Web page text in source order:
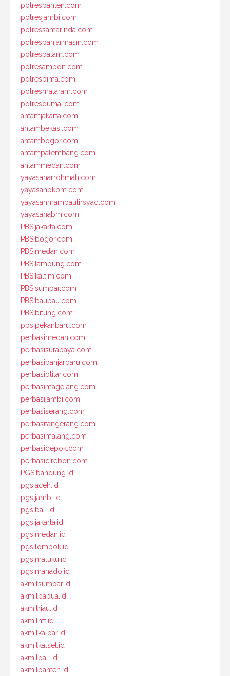
polresbanten.com
polresjambi.com
polressamarinda.com
polresbanjarmasin.com
polresbatam.com
polresambon.com
polresbima.com
polresmataram.com
polresdumai.com
antamjakarta.com
antambekasi.com
antambogor.com
antampalembang.com
antammedan.com
yayasanarrohmah.com
yayasanpkbm.com
yayasanmambaulirsyad.com
yayasanabm.com
PBSIjakarta.com
PBSIbogor.com
PBSImedan.com
PBSIlampung.com
PBSIkaltim.com
PBSIsumbar.com
PBSIbaubau.com
PBSIbitung.com
pbsipekanbaru.com
perbasimedan.com
perbasisurabaya.com
perbasibanjarbaru.com
perbasiblitar.com
perbasimagelang.com
perbasijambi.com
perbasiserang.com
perbasitangerang.com
perbasimalang.com
perbasidepok.com
perbasicirebon.com
PGSIbandung.id
pgsiaceh.id
pgsijambi.id
pgsibali.id
pgsijakarta.id
pgsimedan.id
pgsilombok.id
pgsimaluku.id
pgsimanado.id
akmilsumbar.id
akmilpapua.id
akmilriau.id
akmilntt.id
akmilkalbar.id
akmilkalsel.id
akmilbali.id
akmilbanten.id